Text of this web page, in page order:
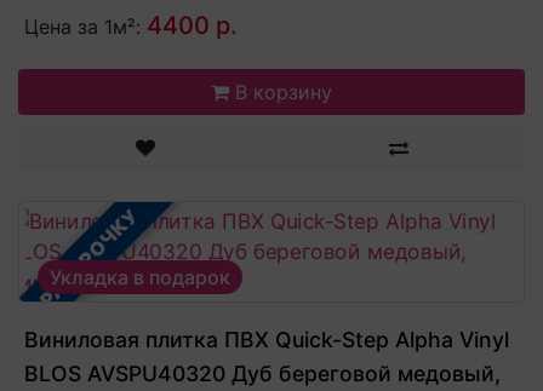
Цена за 1м²: 4400 р.
В корзину
В РАССРОЧКУ
Укладка в подарок
Виниловая плитка ПВХ Quick-Step Alpha Vinyl
BLOS AVSPU40320 Дуб береговой медовый,